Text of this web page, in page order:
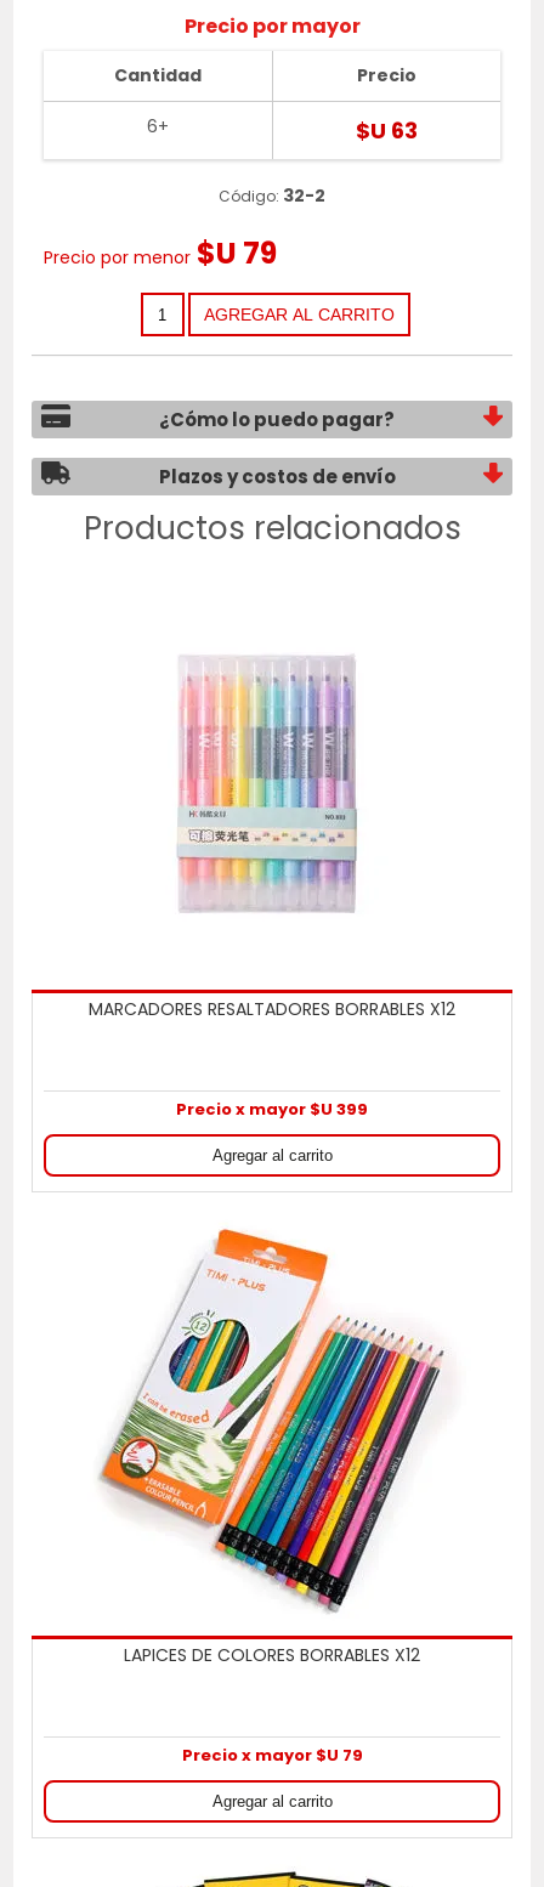
Precio por mayor
Cantidad
6+
Precio
$U 63
Código: 32-2
Precio por menor $U 79
¿Cómo lo puedo pagar?
Plazos y costos de envío
Productos relacionados
MARCADORES RESALTADORES BORRABLES X12
Precio x mayor $U 399
LAPICES DE COLORES BORRABLES X12
Precio x mayor $U 79